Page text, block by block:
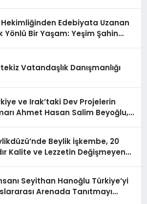
Hekimliğinden Edebiyata Uzanan
Yönlü Bir Yaşam: Yeşim Şahin
Vatandaşlık Danışmanlığı
ve Irak’taki Dev Projelerin
Ahmet Hasan Salim Beyoğlu,
GeçirecekBeylik İşkembe, 20
Kalite ve Lezzetin Değişmeyen
Seyithan Hanoğlu Türkiye’yi
Arenada Tanıtmayı